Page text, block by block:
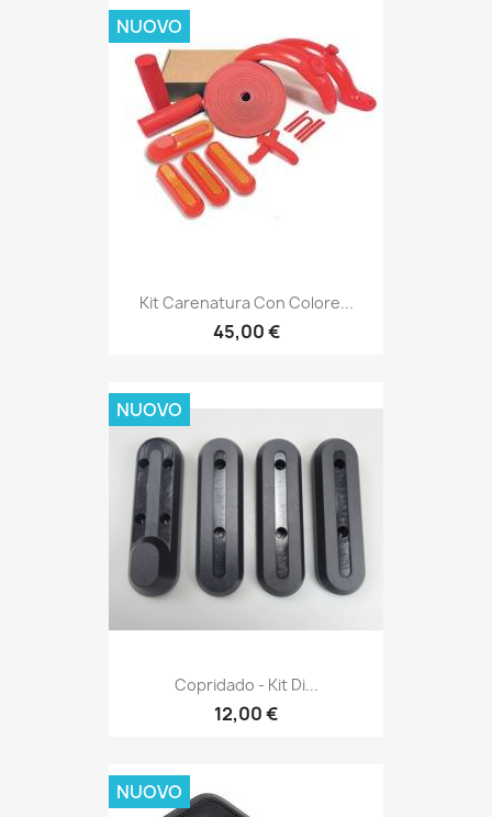
Kit Carenatura Con Colore...
45,00 €
NUOVO
Copridado - Kit Di...
12,00 €
NUOVO
NUOVO